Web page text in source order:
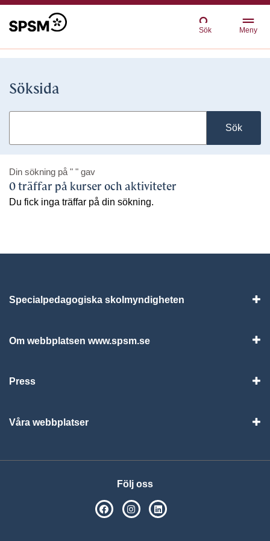
Sök Meny
Söksida
Sök
Din sökning på " " gav
0 träffar på kurser och aktiviteter
Du fick inga träffar på din sökning.
Specialpedagogiska skolmyndigheten
Om webbplatsen www.spsm.se
Press
Våra webbplatser
Följ oss
SPSM på Facebook
SPSM på Instagram